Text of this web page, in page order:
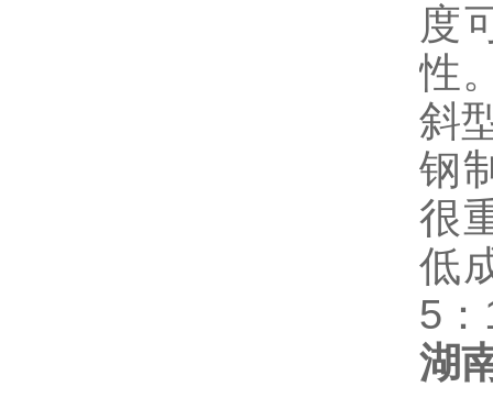
度
性
斜
钢
很
低
5
湖